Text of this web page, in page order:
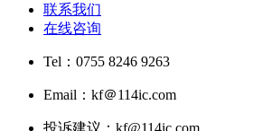
联系我们
在线咨询
Tel：0755 8246 9263
Email：kf＠114ic.com